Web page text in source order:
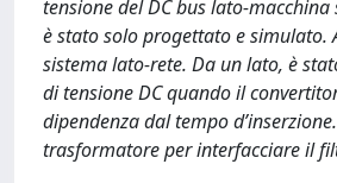
tensione del DC bus lato-
è stato solo progettato e
sistema lato-rete. Da un lato, è
di tensione DC quando il
dipendenza dal tempo
trasformatore per interfacciare il